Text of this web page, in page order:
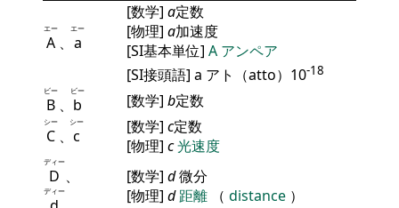
A
エー
、 a
エー
[数学] a定数
[物理] a加速度
[SI基本単位] A アンペア
[SI接頭語] a アト（atto）10-18
B
ビー
、 b
ビー
[数学] b定数
C
シー
、 c
シー [数学] c定数
[物理] c光速度
D
ディー
、
ディー
[数学] d微分
[物理] d 距離 （ distance ）